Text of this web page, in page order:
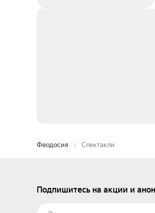
Феодосия Спектакли
Подпишитесь на акции и